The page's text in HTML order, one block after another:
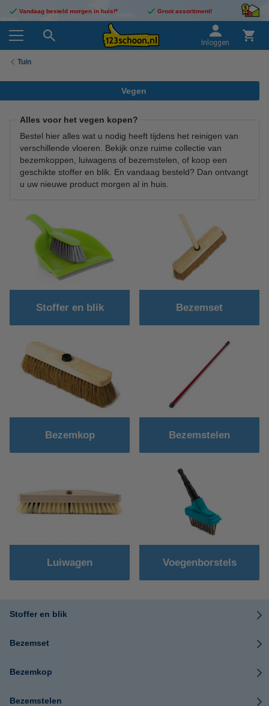
Vandaag besteld morgen in huis!* Groot assortiment!
Inloggen
Tuin
Vegen
Alles voor het vegen kopen?
Bestel hier alles wat u nodig heeft tijdens het reinigen van
verschillende vloeren. Bekijk onze ruime collectie van
bezemkoppen, luiwagens of bezemstelen, of koop een
geschikte stoffer en blik. En vandaag besteld? Dan ontvangt
u uw nieuwe product morgen al in huis.
Stoffer en blik Bezemset
Bezemkop Bezemstelen
Luiwagen Voegenborstels
Stoffer en blik
Bezemset
Bezemkop
Bezemstelen